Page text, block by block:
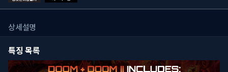
상세설명
특징 목록